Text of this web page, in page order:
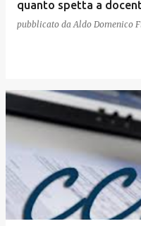
quanto spetta a
pubblicato da Aldo Domenico